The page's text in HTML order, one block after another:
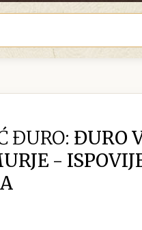
ĐURO: ĐURO
-